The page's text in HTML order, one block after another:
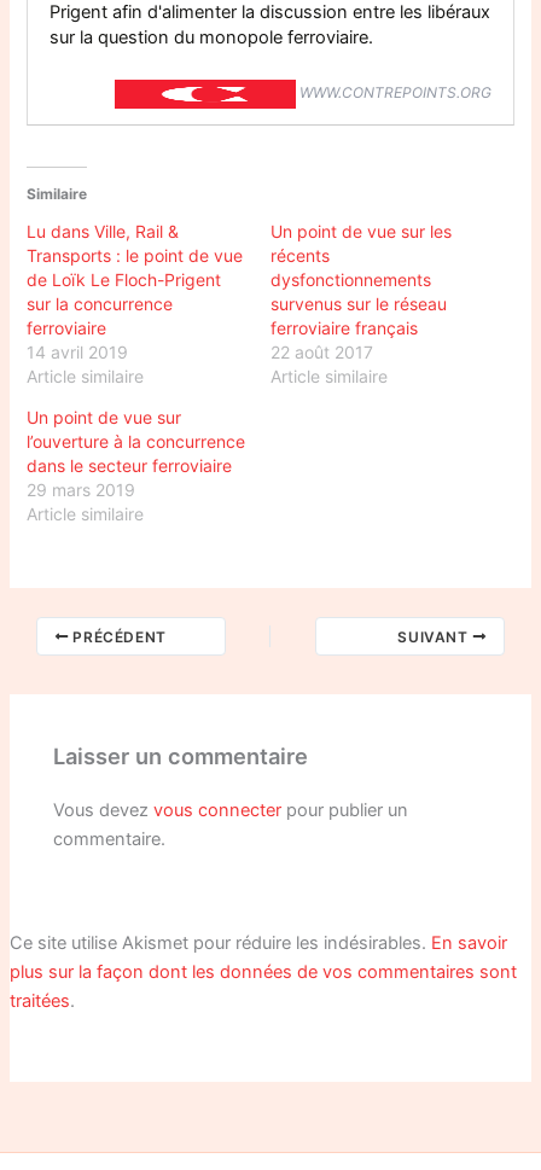
Prigent afin d'alimenter la discussion entre les libéraux
sur la question du monopole ferroviaire.
WWW.CONTREPOINTS.ORG
Similaire
Lu dans Ville, Rail &
Transports : le point de vue
de Loïk Le Floch-Prigent
sur la concurrence
ferroviaire
14 avril 2019
Article similaire
Un point de vue sur les
récents
dysfonctionnements
survenus sur le réseau
ferroviaire français
22 août 2017
Article similaire
Un point de vue sur
l’ouverture à la concurrence
dans le secteur ferroviaire
29 mars 2019
Article similaire
PRÉCÉDENT SUIVANT
Laisser un commentaire
Vous devezvous connecter pour publier un
commentaire.
Ce site utilise Akismet pour réduire les indésirables. En savoir
plus sur la façon dont les données de vos commentaires sont
traitées.